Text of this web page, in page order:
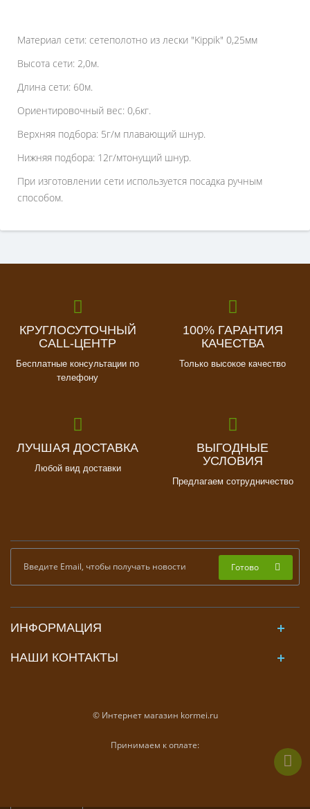
Материал сети: сетеполотно из лески "Kippik" 0,25мм
Высота сети: 2,0м.
Длина сети: 60м.
Ориентировочный вес: 0,6кг.
Верхняя подбора: 5г/м плавающий шнур.
Нижняя подбора: 12г/мтонущий шнур.
При изготовлении сети используется посадка ручным
способом.
КРУГЛОСУТОЧНЫЙ
CALL-ЦЕНТР
Бесплатные консультации по
телефону
100% ГАРАНТИЯ
КАЧЕСТВА
Только высокое качество
ЛУЧШАЯ ДОСТАВКА
Любой вид доставки
ВЫГОДНЫЕ
УСЛОВИЯ
Предлагаем сотрудничество
Готово
ИНФОРМАЦИЯ
НАШИ КОНТАКТЫ
© Интернет магазин kormei.ru
Принимаем к оплате: